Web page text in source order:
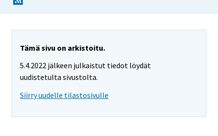
Tämä sivu on arkistoitu.
5.4.2022 jälkeen julkaistut tiedot löydät
uudistetulta sivustolta.
Siirry uudelle tilastosivulle